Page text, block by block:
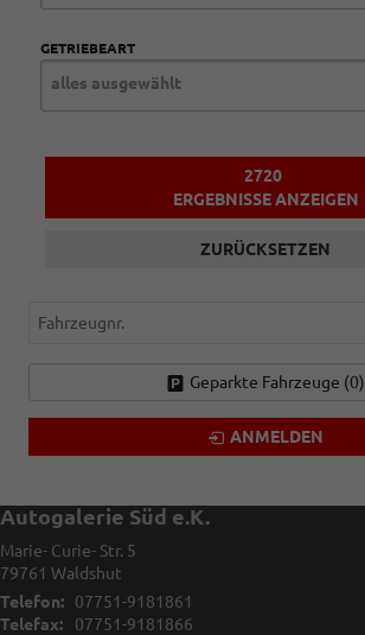
GETRIEBEART
alles ausgewählt
2720
ERGEBNISSE ANZEIGEN
ZURÜCKSETZEN
Fahrzeugnr.
Geparkte Fahrzeuge (0)
ANMELDEN
Autogalerie Süd e.K.
Marie- Curie- Str. 5
79761 Waldshut
Telefon:
07751-9181861
Telefax:
07751-9181866